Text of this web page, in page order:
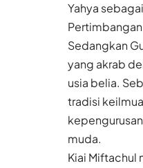
Yahya
Sedangkan
yang akrab
usia belia.
tradisi
muda.
Kiai Miftachul